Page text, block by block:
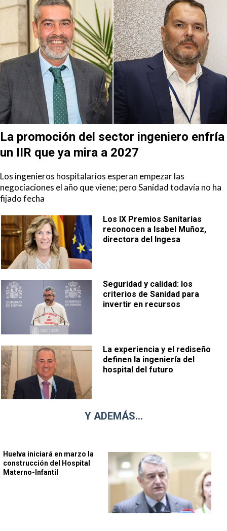
La promoción del sector ingeniero enfría
un IIR que ya mira a 2027
Los ingenieros hospitalarios esperan empezar las
negociaciones el año que viene; pero Sanidad todavía no ha
fijado fecha
Los IX Premios Sanitarias
reconocen a Isabel Muñoz,
directora del Ingesa
Seguridad y calidad: los
criterios de Sanidad para
invertir en recursos
La experiencia y el rediseño
definen la ingeniería del
hospital del futuro
Y ADEMÁS...
Huelva iniciará en marzo la
construcción del Hospital
Materno-Infantil